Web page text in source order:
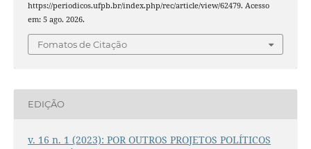
https://periodicos.ufpb.br/index.php/rec/article/view/62479. Acesso
em: 5 ago. 2026.
Fomatos de Citação
EDIÇÃO
v. 16 n. 1 (2023): POR OUTROS PROJETOS POLÍTICOS